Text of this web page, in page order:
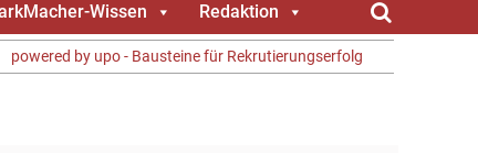
powered by upo - Bausteine für Rekrutierungserfolg
Wissen Redaktion